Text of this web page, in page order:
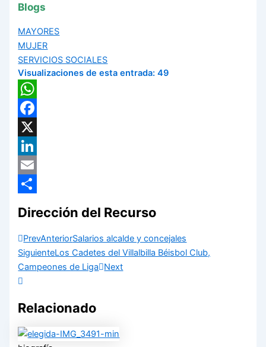
Blogs
MAYORES
MUJER
SERVICIOS SOCIALES
Visualizaciones de esta entrada: 49
WhatsApp
Facebook
X
LinkedIn
Email
Dirección del Recurso
PrevAnteriorSalarios alcalde y concejales
SiguienteLos Cadetes del Villalbilla Béisbol Club,
Campeones de Liga
Next
Relacionado